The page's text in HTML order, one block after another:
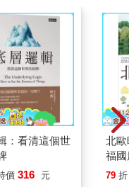
。這並非意味著女性不
不存在性騷擾或性侵
。1990年代後期，莉
會就業委員會對固特異
。那對她來說是一個真
後，放棄了訴訟。萊德
於男性下屬對她的歧視
而不見，好幾年的時
也幾乎沒有加薪。在她
來自性別歧視。
可及，而從所未見的更
然屹立不搖。同樣的工
：看清這個世
價 316 元
北
福
79 折